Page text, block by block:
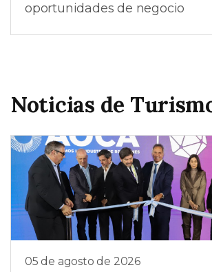
oportunidades de negocio
Noticias de
05 de agosto de 2026